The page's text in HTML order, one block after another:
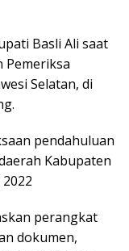
Basli Ali saat
Pemeriksa
Selatan, di
pendahuluan
Kabupaten
perangkat
dokumen,